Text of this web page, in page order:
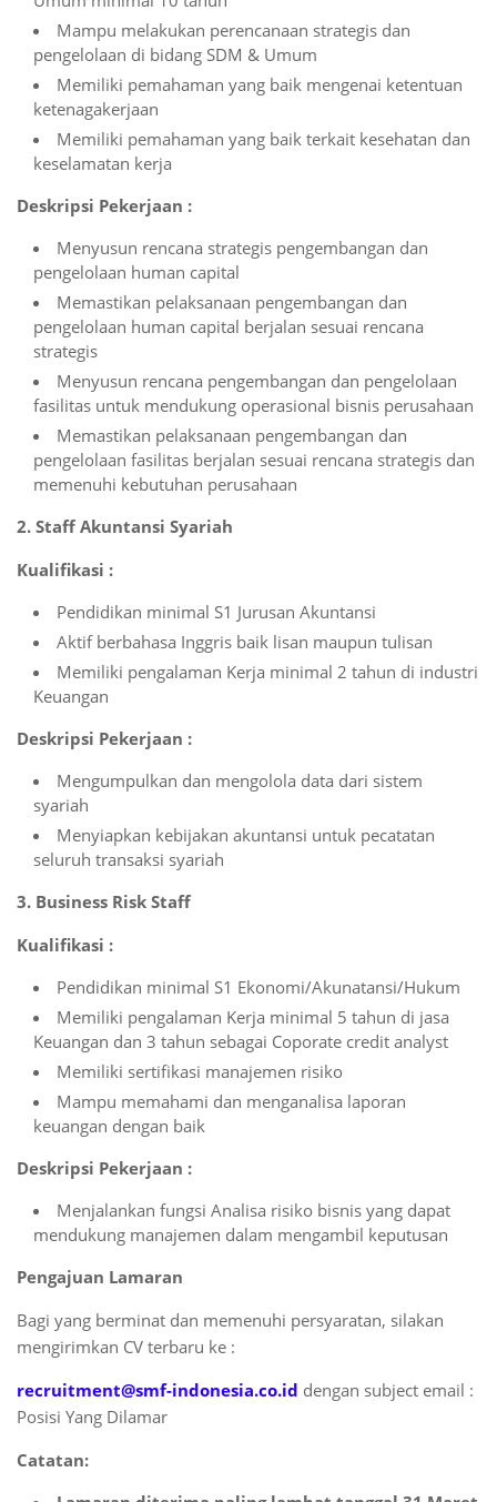
Mampu melakukan perencanaan strategis dan
pengelolaan di bidang SDM & Umum
Memiliki pemahaman yang baik mengenai ketentuan
ketenagakerjaan
Memiliki pemahaman yang baik terkait kesehatan dan
keselamatan kerja
Deskripsi Pekerjaan :
Menyusun rencana strategis pengembangan dan
pengelolaan human capital
Memastikan pelaksanaan pengembangan dan
pengelolaan human capital berjalan sesuai rencana
strategis
Menyusun rencana pengembangan dan pengelolaan
fasilitas untuk mendukung operasional bisnis perusahaan
Memastikan pelaksanaan pengembangan dan
pengelolaan fasilitas berjalan sesuai rencana strategis dan
memenuhi kebutuhan perusahaan
2. Staff Akuntansi Syariah
Kualifikasi :
Pendidikan minimal S1 Jurusan Akuntansi
Aktif berbahasa Inggris baik lisan maupun tulisan
Memiliki pengalaman Kerja minimal 2 tahun di industri
Keuangan
Deskripsi Pekerjaan :
Mengumpulkan dan mengolola data dari sistem
syariah
Menyiapkan kebijakan akuntansi untuk pecatatan
seluruh transaksi syariah
3. Business Risk Staff
Kualifikasi :
Pendidikan minimal S1 Ekonomi/Akunatansi/Hukum
Memiliki pengalaman Kerja minimal 5 tahun di jasa
Keuangan dan 3 tahun sebagai Coporate credit analyst
Memiliki sertifikasi manajemen risiko
Mampu memahami dan menganalisa laporan
keuangan dengan baik
Deskripsi Pekerjaan :
Menjalankan fungsi Analisa risiko bisnis yang dapat
mendukung manajemen dalam mengambil keputusan
Pengajuan Lamaran
Bagi yang berminat dan memenuhi persyaratan, silakan
mengirimkan CV terbaru ke :
recruitment@smf-indonesia.co.id dengan subject email :
Posisi Yang Dilamar
Catatan: